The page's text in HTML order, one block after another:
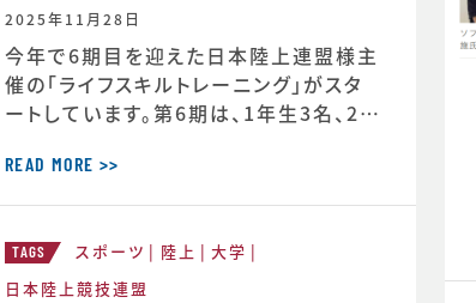
2025年11月28日
今年で6期目を迎えた日本陸上連盟様主
催の「ライフスキルトレーニング」がスタ
ートしています。第6期は、1年生3名、2年
（https://www.jaaf.or.jp/news/ar
ticle/22881/）が受講生として選出され
受講者のインタビューが掲載されまし
た。https://www.jaaf.or.jp/news/
READ MORE >>
TAGS スポーツ 陸上
大学
日本陸上競技連盟